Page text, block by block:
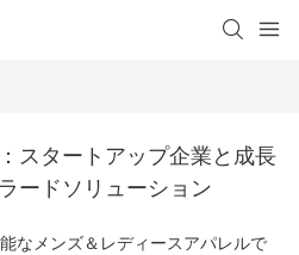
スタートアップ企業と成長
ードソリューション
なメンズ＆レディースアパレルで